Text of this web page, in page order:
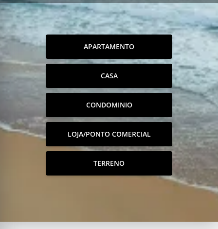
APARTAMENTO
CASA
CONDOMINIO
LOJA/PONTO COMERCIAL
TERRENO